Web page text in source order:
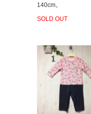
140cm。
SOLD OUT